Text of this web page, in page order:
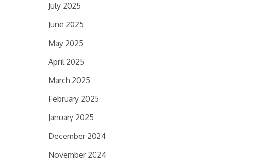
July 2025
June 2025
May 2025
April 2025
March 2025
February 2025
January 2025
December 2024
November 2024